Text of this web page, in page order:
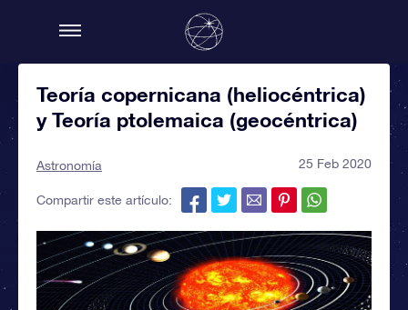
Teoría copernicana (heliocéntrica)
y Teoría ptolemaica (geocéntrica)
Astronomía 25 Feb 2020
Compartir este artículo: